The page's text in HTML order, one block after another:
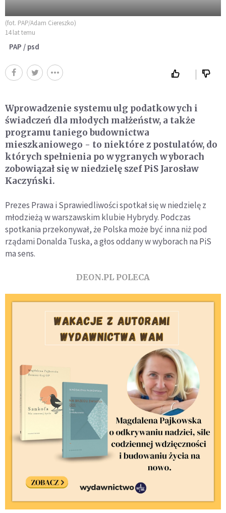
(fot. PAP/Adam Ciereszko)
14 lat temu
PAP / psd
Wprowadzenie systemu ulg podatkowych i
świadczeń dla młodych małżeństw, a także
programu taniego budownictwa
mieszkaniowego - to niektóre z postulatów, do
których spełnienia po wygranych wyborach
zobowiązał się w niedzielę szef PiS Jarosław
Kaczyński.
Prezes Prawa i Sprawiedliwości spotkał się w niedzielę z
młodzieżą w warszawskim klubie Hybrydy. Podczas
spotkania przekonywał, że Polska może być inna niż pod
rządami Donalda Tuska, a głos oddany w wyborach na PiS
ma sens.
DEON.PL POLECA